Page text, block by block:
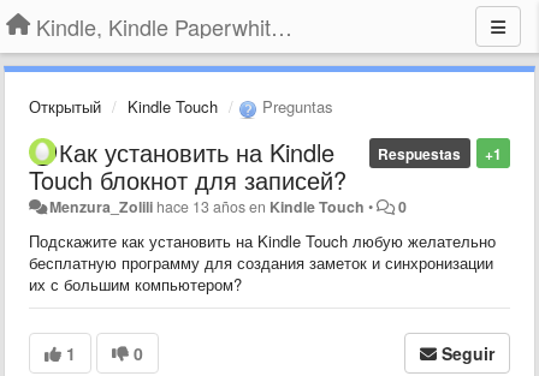
Kindle, Kindle Paperwhite, Kindle Voyage
Открытый Kindle Touch Preguntas
+1
Respuestas
Как установить на Kindle
Touch блокнот для записей?
Menzura_Zolili hace 13 añosen Kindle Touch • 0
Подскажите как установить на Kindle Touch любую желательно
бесплатную программу для создания заметок и синхронизации
их с большим компьютером?
1 0 Seguir